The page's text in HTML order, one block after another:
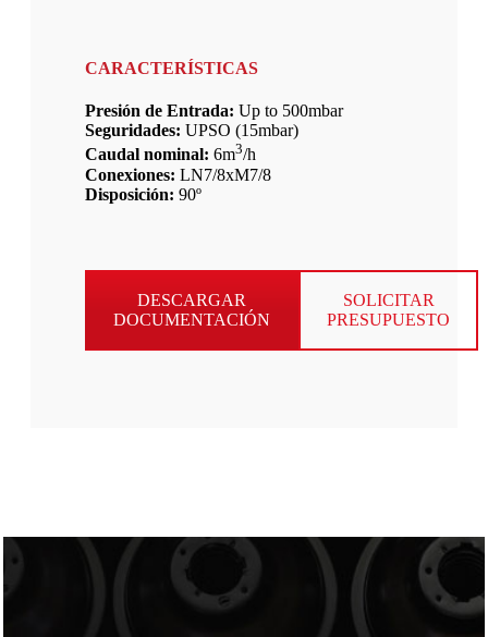
CARACTERÍSTICAS
Presión de Entrada: Up to 500mbar
Seguridades: UPSO (15mbar)
Caudal nominal: 6m3/h
Conexiones: LN7/8xM7/8
Disposición: 90º
DESCARGAR
DOCUMENTACIÓN
SOLICITAR
PRESUPUESTO